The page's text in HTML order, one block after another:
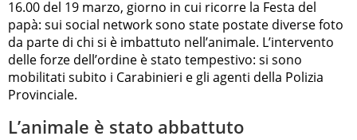
16.00 del 19 marzo, giorno in cui ricorre la Festa del
papà: sui social network sono state postate diverse foto
da parte di chi si è imbattuto nell’animale. L’intervento
delle forze dell’ordine è stato tempestivo: si sono
mobilitati subito i Carabinieri e gli agenti della Polizia
Provinciale.
L’animale è stato abbattuto